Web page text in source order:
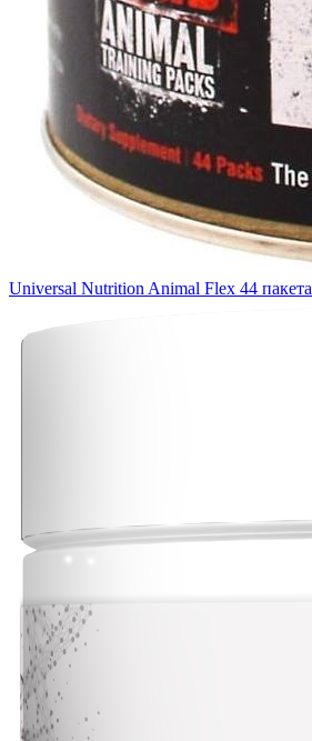
Universal Nutrition Animal Flex 44 пакета